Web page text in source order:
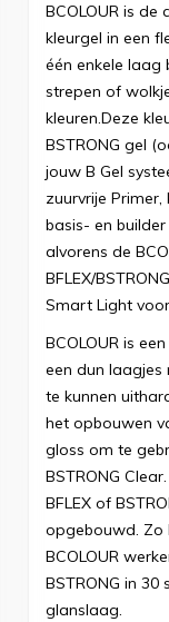
BCOLOUR is de
kleurgel in een
één enkele laag
strepen of
kleuren.Deze
BSTRONG gel
jouw B Gel
zuurvrije Primer,
basis- en
alvorens de
BFLEX/
Smart Light
BCOLOUR is
een dun
te kunnen
het opbouwen
gloss om te
BSTRONG
BFLEX of
opgebouwd. Zo
BCOLOUR
BSTRONG in
glanslaag.